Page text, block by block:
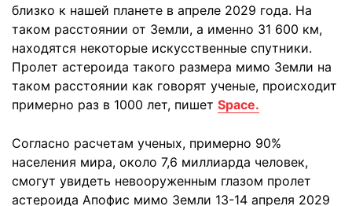
близко к нашей планете в апреле 2029 года. На
таком расстоянии от Земли, а именно 31 600 км,
находятся некоторые искусственные спутники.
Пролет астероида такого размера мимо Земли на
таком расстоянии как говорят ученые, происходит
примерно раз в 1000 лет, пишет Space.
Согласно расчетам ученых, примерно 90%
населения мира, около 7,6 миллиарда человек,
смогут увидеть невооруженным глазом пролет
астероида Апофис мимо Земли 13-14 апреля 2029